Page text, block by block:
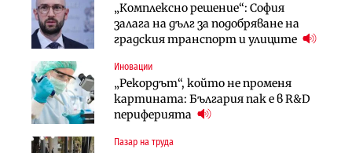
„Комплексно решение“: София
залага на дълг за подобряване на
градския транспорт и улиците
Иновации
„Рекордът“, който не променя
картината: България пак е в R&D
периферията
Пазар на труда
Столична община избра
изпълнител за преместването на
трамвайното трасе по бул.
Инфраструктура
Проектирането на тунела под
Петрохан ще върви паралелно с
Проектирането на тунела под
Петрохан ще върви паралелно с
екологичните оценки
Компании
„Хювефарма“ подписа договор за
придобиване на Euroapi Italy
Финанси